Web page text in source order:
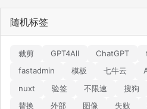
随机标签
裁剪 GPT4All ChatGPT
fastadmin
模板 七牛云
nuxt
验签 不限速 搜狗
替换
外部 图像 失败